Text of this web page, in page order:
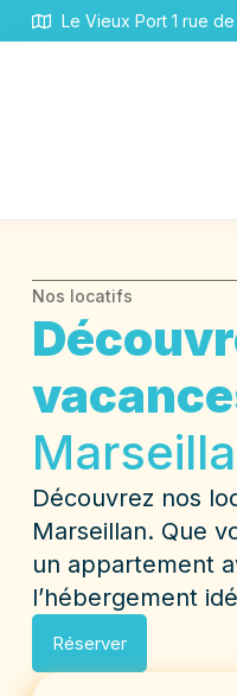
Panneau de gestion des
Le Vieux Port 1 rue
Nos locatifs
Découvrez nos
Marseillan. Que
un appartement
l’hébergement
Réserver